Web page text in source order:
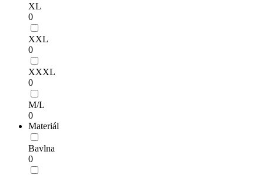
XL
0
XXL
0
XXXL
0
M/L
0
Materiál
Bavlna
0